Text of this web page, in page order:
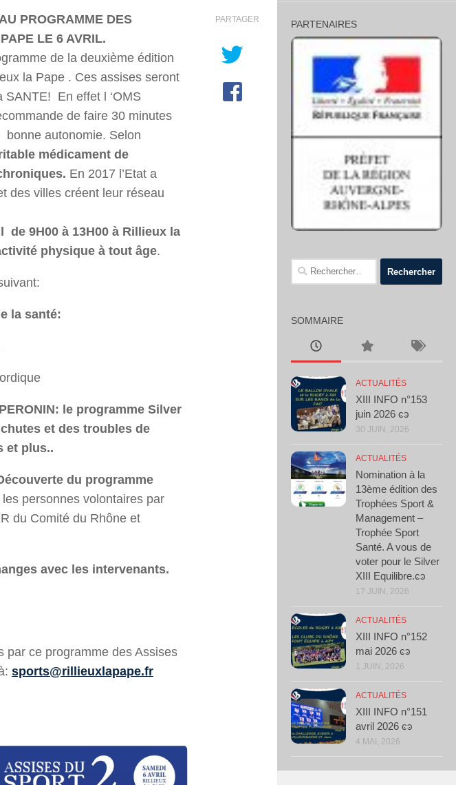
PROGRAMME DES
LE 6 AVRIL.
de la deuxième édition
la Pape . Ces assises seront
En effet l ‘OMS
de faire 30 minutes
autonomie. Selon
médicament de
En 2017 l’Etat a
des villes créent leur réseau
de 9H00 à 13H00 à Rillieux la
physique à tout âge.
la santé:
le programme Silver
et des troubles de
et plus..
du programme
personnes volontaires par
du Comité du Rhône et
avec les intervenants.
par ce programme des Assises
sports@rillieuxlapape.fr
PARTAGER PARTENAIRES
Rechercher :
SOMMAIRE
ACTUALITÉS
XIII INFO n°153
juin 2026 ͼͽ
30 JUIN, 2026
ACTUALITÉS
Nomination à la
13ème édition des
Trophées Sport &
Management –
Trophée Sport
Santé. A vous de
voter pour le Silver
XIII Equilibre.ͼͽ
17 JUIN, 2026
ACTUALITÉS
XIII INFO n°152
mai 2026 ͼͽ
1 JUIN, 2026
ACTUALITÉS
XIII INFO n°151
avril 2026 ͼͽ
4 MAI, 2026